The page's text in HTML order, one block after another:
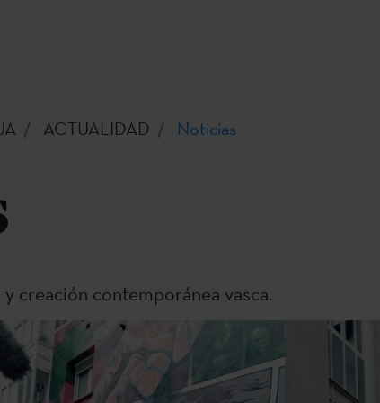
ACTUALIDAD Noticias
creación contemporánea vasca.